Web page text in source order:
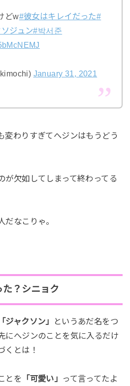
どw#彼女はキレイだった#
ジュン#박서준
January 31, 2021
変わりすぎてへジンはもうどう
が欠如してしまって終わってる
だなこりゃ。
？シニョク
「ジャクソン」
というあだ名をつ
にへジンのことを気に入るだけ
くとは！
とを 「可愛い」
って言ってたよ